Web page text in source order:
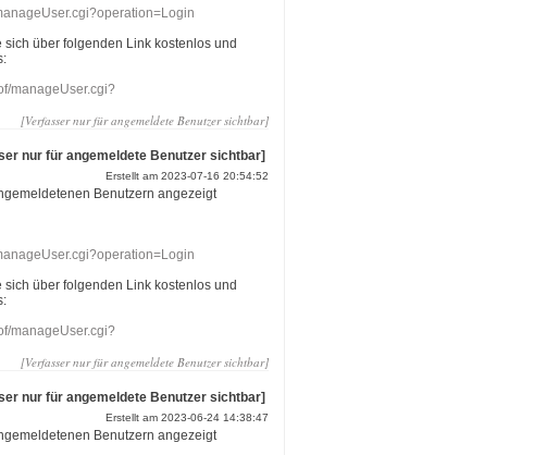
über folgenden Link kostenlos und
manageUser.cgi?
[Verfasser nur für angemeldete Benutzer sichtbar]
nur für angemeldete Benutzer sichtbar]
Erstellt am 2023-07-16 20:54:52
Benutzern angezeigt
über folgenden Link kostenlos und
manageUser.cgi?
[Verfasser nur für angemeldete Benutzer sichtbar]
nur für angemeldete Benutzer sichtbar]
Erstellt am 2023-06-24 14:38:47
Benutzern angezeigt